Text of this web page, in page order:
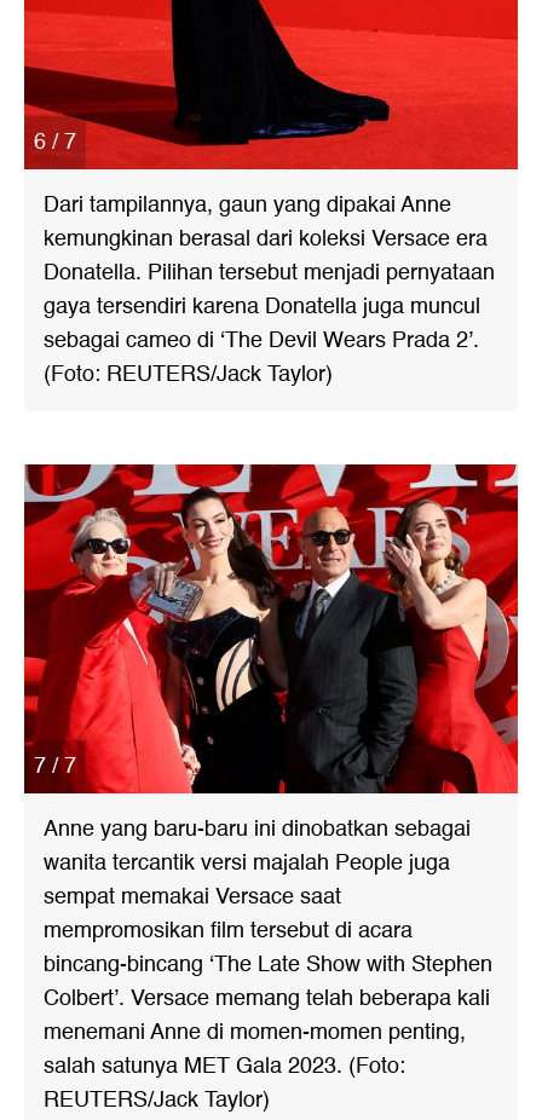
6 / 7
Dari tampilannya, gaun yang dipakai Anne
kemungkinan berasal dari koleksi Versace era
Donatella. Pilihan tersebut menjadi pernyataan
gaya tersendiri karena Donatella juga muncul
sebagai cameo di ‘The Devil Wears Prada 2’.
(Foto: REUTERS/Jack Taylor)
7 / 7
Anne yang baru-baru ini dinobatkan sebagai
wanita tercantik versi majalah People juga
sempat memakai Versace saat
mempromosikan film tersebut di acara
bincang-bincang ‘The Late Show with Stephen
Colbert’. Versace memang telah beberapa kali
menemani Anne di momen-momen penting,
salah satunya MET Gala 2023. (Foto:
REUTERS/Jack Taylor)